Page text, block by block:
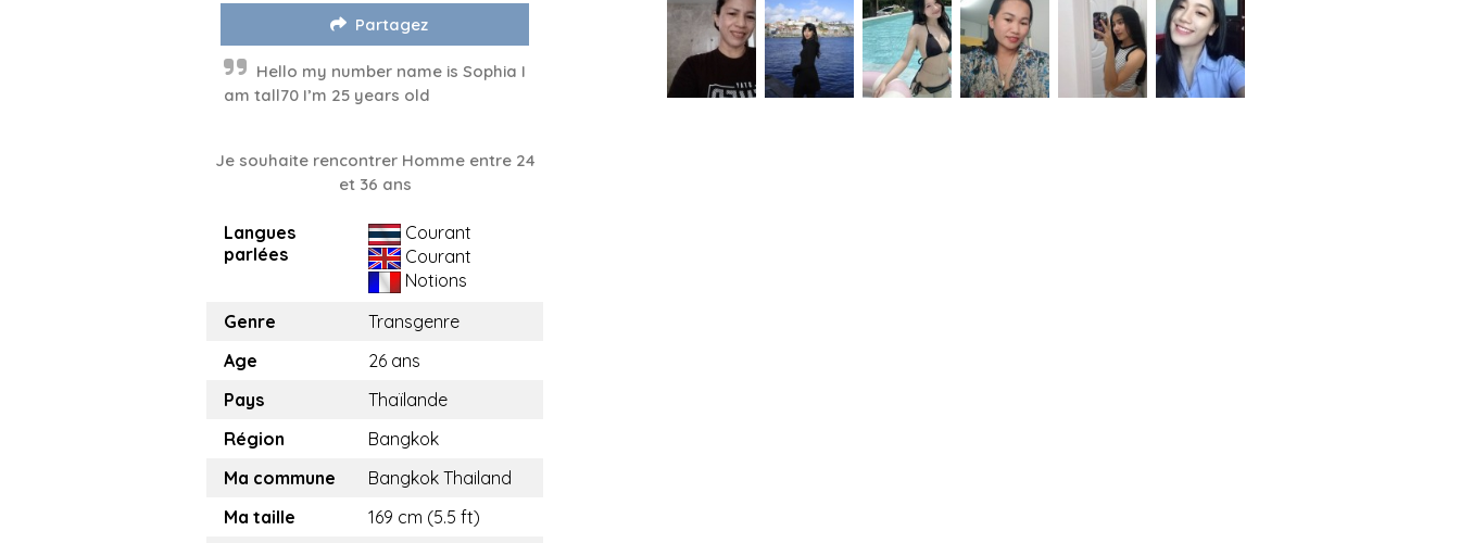
Partagez
Hello my number name is Sophia I
am tall70 I’m 25 years old
Je souhaite rencontrer Homme entre 24
et 36 ans
Langues
parlées
Courant
Courant
Notions
Genre
Transgenre
Age
26 ans
Pays
Thaïlande
Région
Bangkok
Ma commune
Bangkok Thailand
Ma taille
169 cm (5.5 ft)